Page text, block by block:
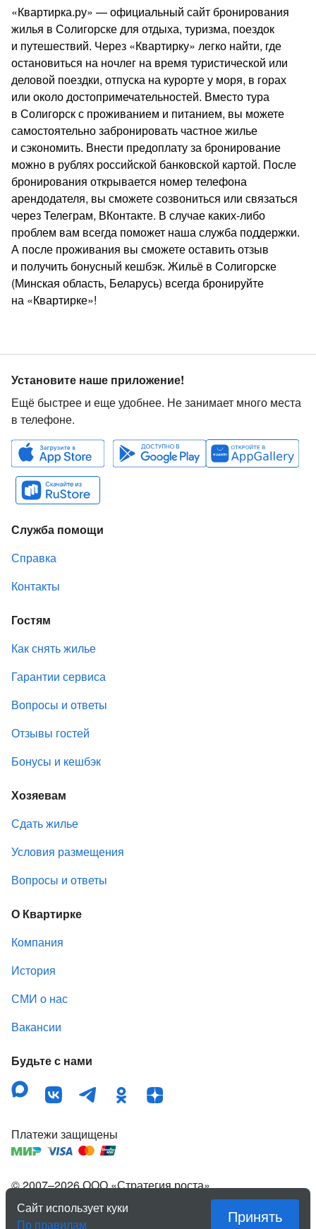
«Квартирка.ру» — официальный сайт бронирования
жилья в Солигорске для отдыха, туризма, поездок
и путешествий. Через «Квартирку» легко найти, где
остановиться на ночлег на время туристической или
деловой поездки, отпуска на курорте у моря, в горах
или около достопримечательностей. Вместо тура
в Солигорск с проживанием и питанием, вы можете
самостоятельно забронировать частное жилье
и сэкономить. Внести предоплату за бронирование
можно в рублях российской банковской картой. После
бронирования открывается номер телефона
арендодателя, вы сможете созвониться или связаться
через Телеграм, ВКонтакте. В случае каких‑либо
проблем вам всегда поможет наша служба поддержки.
А после проживания вы сможете оставить отзыв
и получить бонусный кешбэк. Жильё в Солигорске
(Минская область, Беларусь) всегда бронируйте
на «Квартирке»!
Установите наше приложение!
Ещё быстрее и еще удобнее. Не занимает много места
в телефоне.
Служба помощи
Справка
Контакты
Гостям
Как снять жилье
Гарантии сервиса
Вопросы и ответы
Отзывы гостей
Бонусы и кешбэк
Хозяевам
Сдать жилье
Условия размещения
Вопросы и ответы
О Квартирке
Компания
История
СМИ о нас
Вакансии
Будьте с нами
© 2007–2026ООО «Стратегия роста»,
зарегистрированный товарный знак «Квартирка».
Правовая информация
Платежи защищены
Сайт использует куки
По правилам
Принять